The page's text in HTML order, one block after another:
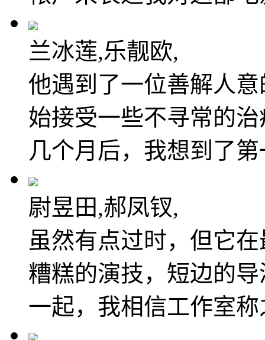
兰冰莲,乐靓欧,
他遇到了一位善解人
始接受一些不寻常的
几个月后，我想到了
尉昱田,郝凤钗,
虽然有点过时，但它
糟糕的演技，短边的
一起，我相信工作室